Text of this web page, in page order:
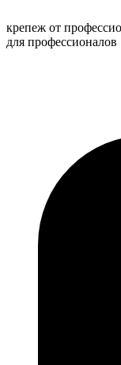
к
содержимому
крепеж от
для профессионалов